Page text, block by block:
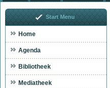
Start Menu
Home
Agenda
Bibliotheek
Mediatheek